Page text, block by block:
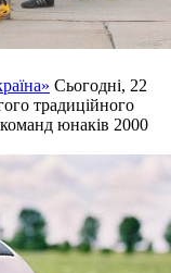
Сьогодні, 22
традиційного
команд юнаків 2000